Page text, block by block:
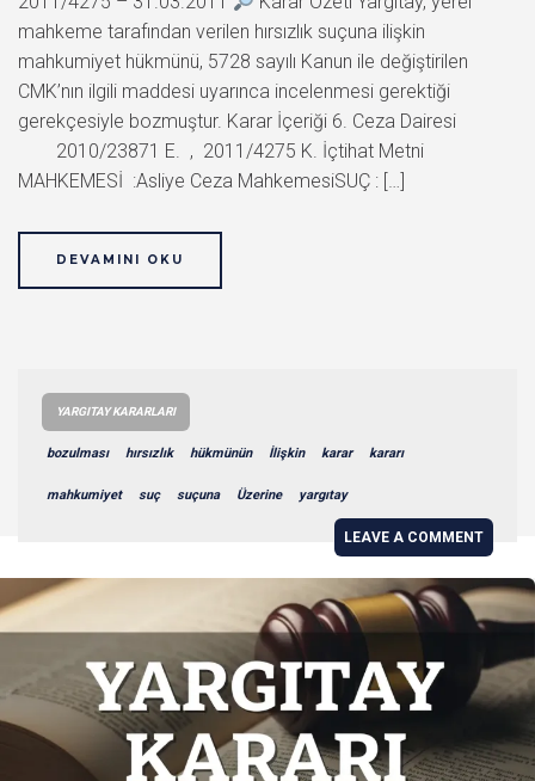
mahkeme tarafından verilen hırsızlık suçuna ilişkin
mahkumiyet hükmünü, 5728 sayılı Kanun ile değiştirilen
CMK’nın ilgili maddesi uyarınca incelenmesi gerektiği
gerekçesiyle bozmuştur. Karar İçeriği 6. Ceza Dairesi
2010/23871 E. , 2011/4275 K. İçtihat Metni
MAHKEMESİ :Asliye Ceza MahkemesiSUÇ : […]
DEVAMINI OKU
YARGITAY KARARLARI
bozulması hırsızlık hükmünün İlişkin karar kararı
mahkumiyet suç suçuna Üzerine yargıtay
LEAVE A COMMENT